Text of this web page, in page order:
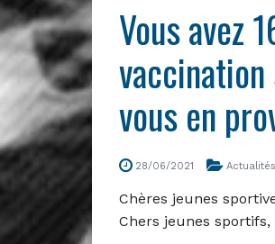
Vous avez
vous en
28/06/2021 Actualités
Chères jeunes
Chers jeunes sportifs,